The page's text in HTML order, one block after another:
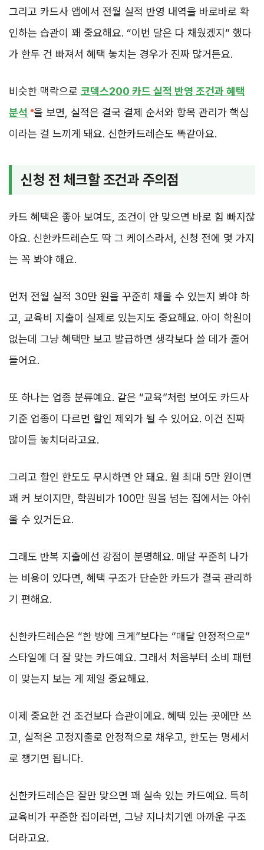
그리고 카드사 앱에서 전월 실적 반영 내역을 바로바로 확
인하는 습관이 꽤 중요해요. “이번 달은 다 채웠겠지” 했다
가 한두 건 빠져서 혜택 놓치는 경우가 진짜 많거든요.
비슷한 맥락으로 코덱스200 카드 실적 반영 조건과 혜택
분석 을 보면, 실적은 결국 결제 순서와 항목 관리가 핵심
이라는 걸 느끼게 돼요. 신한카드레슨도 똑같아요.
신청 전 체크할 조건과 주의점
카드 혜택은 좋아 보여도, 조건이 안 맞으면 바로 힘 빠지잖
아요. 신한카드레슨도 딱 그 케이스라서, 신청 전에 몇 가지
는 꼭 봐야 해요.
먼저 전월 실적 30만 원을 꾸준히 채울 수 있는지 봐야 하
고, 교육비 지출이 실제로 있는지도 중요해요. 아이 학원이
없는데 그냥 혜택만 보고 발급하면 생각보다 쓸 데가 줄어
들어요.
또 하나는 업종 분류예요. 같은 “교육”처럼 보여도 카드사
기준 업종이 다르면 할인 제외가 될 수 있어요. 이건 진짜
많이들 놓치더라고요.
그리고 할인 한도도 무시하면 안 돼요. 월 최대 5만 원이면
꽤 커 보이지만, 학원비가 100만 원을 넘는 집에서는 아쉬
울 수 있거든요.
그래도 반복 지출에선 강점이 분명해요. 매달 꾸준히 나가
는 비용이 있다면, 혜택 구조가 단순한 카드가 결국 관리하
기 편해요.
신한카드레슨은 “한 방에 크게”보다는 “매달 안정적으로”
스타일에 더 잘 맞는 카드예요. 그래서 처음부터 소비 패턴
이 맞는지 보는 게 제일 중요해요.
이제 중요한 건 조건보다 습관이에요. 혜택 있는 곳에만 쓰
고, 실적은 고정지출로 안정적으로 채우고, 한도는 명세서
로 챙기면 됩니다.
신한카드레슨은 잘만 맞으면 꽤 실속 있는 카드예요. 특히
교육비가 꾸준한 집이라면, 그냥 지나치기엔 아까운 구조
더라고요.